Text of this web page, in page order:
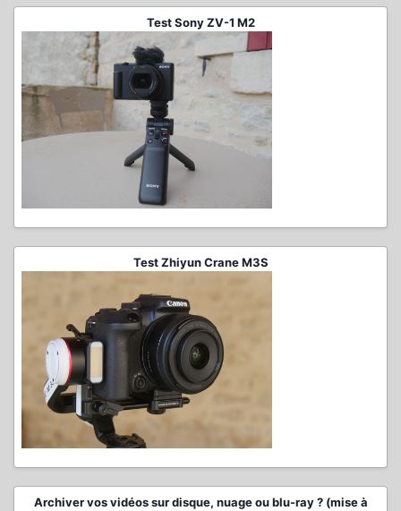
Test Sony ZV-1 M2
Test Zhiyun Crane M3S
Archiver vos vidéos sur disque, nuage ou blu-ray ? (mise à